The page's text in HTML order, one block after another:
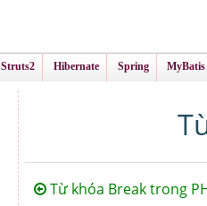
Struts2 Hibernate Spring MyBatis
Từ khóa Break trong